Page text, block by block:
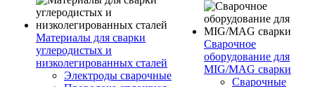
Материалы для сварки
углеродистых и
низколегированных сталей
Электроды сварочные
Сварочное
оборудование для
MIG/MAG сварки
Сварочные